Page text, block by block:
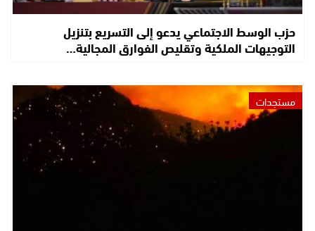
حزب الوسط الاجتماعي يدعو إلى التسريع بتنزيل
التوجيهات الملكية وتقليص الفوارق المجالية…
مستجدات